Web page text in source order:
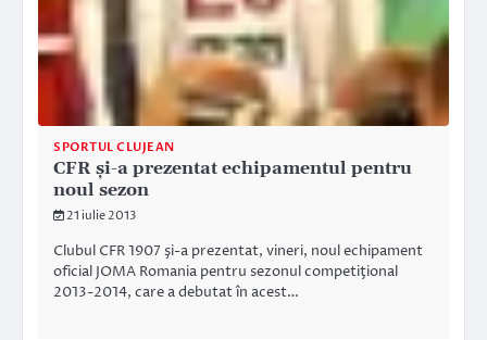
SPORTUL CLUJEAN
CFR şi-a prezentat echipamentul pentru
noul sezon
21 iulie 2013
Clubul CFR 1907 şi-a prezentat, vineri, noul echipament
oficial JOMA Romania pentru sezonul competiţional
2013-2014, care a debutat în acest…